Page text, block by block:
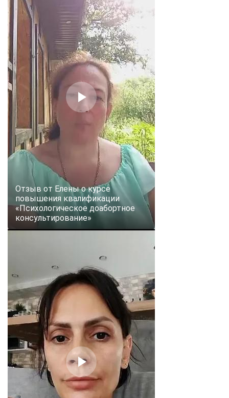
Отзыв от Елены о курсе
повышения квалификации
«Психологическое доабортное
консультирование»